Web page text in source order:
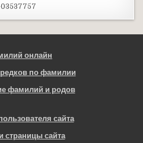
онлайн
по фамилии
фамилий и родов
сайта
страницы сайта